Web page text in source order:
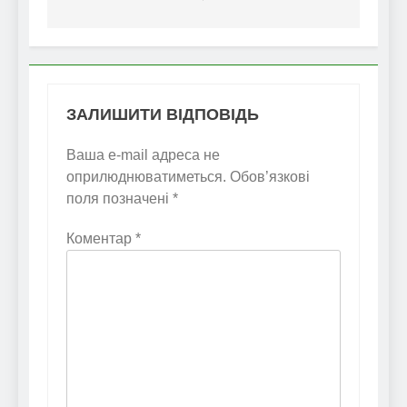
ЗАЛИШИТИ ВІДПОВІДЬ
Ваша e-mail адреса не
оприлюднюватиметься. Обов’язкові
поля позначені *
Коментар *